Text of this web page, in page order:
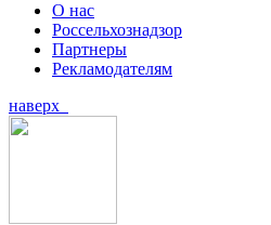
О нас
Россельхознадзор
Партнеры
Рекламодателям
наверх